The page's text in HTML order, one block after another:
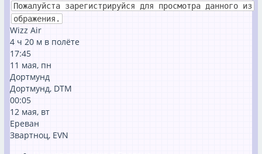
Пожалуйста зарегистрируйся для просмотра данного из
ображения.
Wizz Air
4 ⁠ч 20 ⁠м в полёте
17:45
11 мая, пн
Дортмунд
Дортмунд, DTM
00:05
12 мая, вт
Ереван
Звартноц, EVN